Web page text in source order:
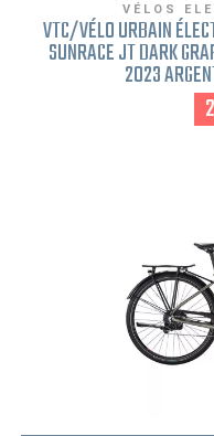
VÉLOS
VTC/VÉLO URBAIN
SUNRACE JT DARK
2023